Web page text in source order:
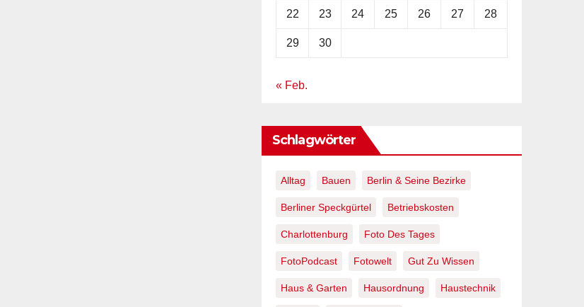
22 23 24 25 26 27 28
29 30
« Feb.
Schlagwörter
Alltag Bauen Berlin & Seine Bezirke
Berliner Speckgürtel Betriebskosten
Charlottenburg Foto Des Tages
FotoPodcast Fotowelt Gut Zu Wissen
Haus & Garten Hausordnung Haustechnik